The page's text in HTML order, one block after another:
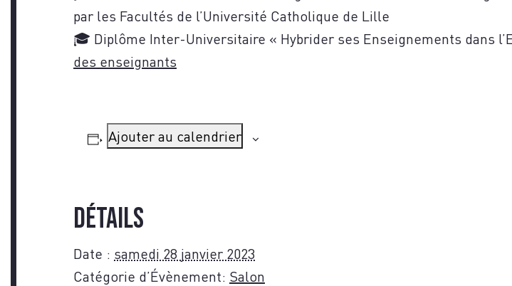
NOUS
par les Facultés de l’Université Catholique de Lille
🎓 Diplôme Inter-Universitaire « Hybrider ses Enseignements dans
des enseignants
Ajouter au calendrier
Détails
Date : samedi 28 janvier 2023
Catégorie d’Évènement: Salon